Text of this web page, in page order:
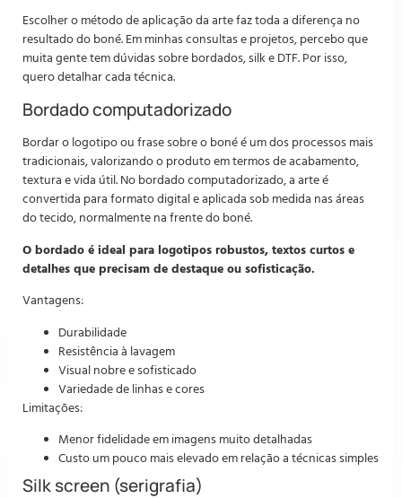
Escolher o método de aplicação da arte faz toda a diferença no
resultado do boné. Em minhas consultas e projetos, percebo que
muita gente tem dúvidas sobre bordados, silk e DTF. Por isso,
quero detalhar cada técnica.
Bordado computadorizado
Bordar o logotipo ou frase sobre o boné é um dos processos mais
tradicionais, valorizando o produto em termos de acabamento,
textura e vida útil. No bordado computadorizado, a arte é
convertida para formato digital e aplicada sob medida nas áreas
do tecido, normalmente na frente do boné.
O bordado é ideal para logotipos robustos, textos curtos e
detalhes que precisam de destaque ou sofisticação.
Vantagens:
Durabilidade
Resistência à lavagem
Visual nobre e sofisticado
Variedade de linhas e cores
Limitações:
Menor fidelidade em imagens muito detalhadas
Custo um pouco mais elevado em relação a técnicas simples
Silk screen (serigrafia)